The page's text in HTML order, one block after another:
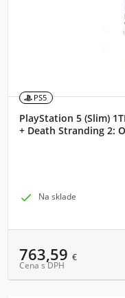
PS5
PlayStation 5 (Slim)
+ Death Stranding 2:
 Na sklade
763,59 €
Cena s DPH